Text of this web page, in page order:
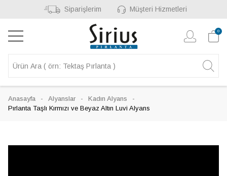
Siparişlerim Müşteri Hizmetleri
0
Anasayfa Alyanslar
Kadın Alyans
Pırlanta Taşlı Kırmızı ve Beyaz Altın Luvi Alyans